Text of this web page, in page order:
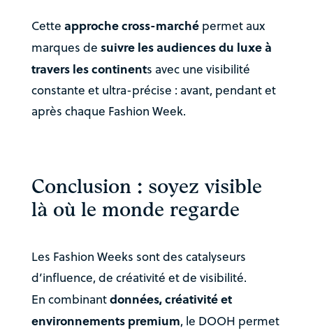
Cette approche cross-marchépermet aux
marques de suivre les audiences du luxe à
travers les continents avec une visibilité
constante et ultra-précise : avant, pendant et
après chaque Fashion Week.
Conclusion : soyez visible
là où le monde regarde
Les Fashion Weeks sont des catalyseurs
d’influence, de créativité et de visibilité.
En combinantdonnées, créativité et
environnements premium, le DOOH permet